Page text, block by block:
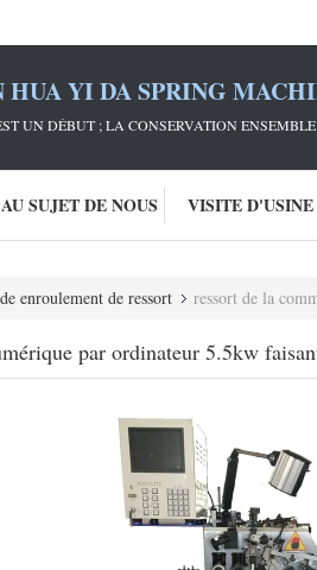
HUA YI DA SPRING
UN DÉBUT ; LA CONSERVATION
AU SUJET DE NOUS VISITE D'USINE
enroulement de ressort ressort de la
par ordinateur 5.5kw